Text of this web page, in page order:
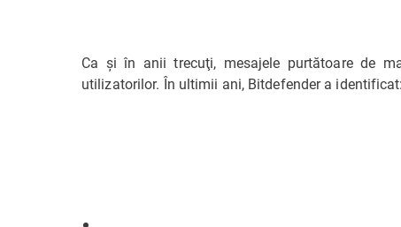
Ca şi în anii trecuţi, mesajele purtătoare de
utilizatorilor. În ultimii ani, Bitdefender a identificat: